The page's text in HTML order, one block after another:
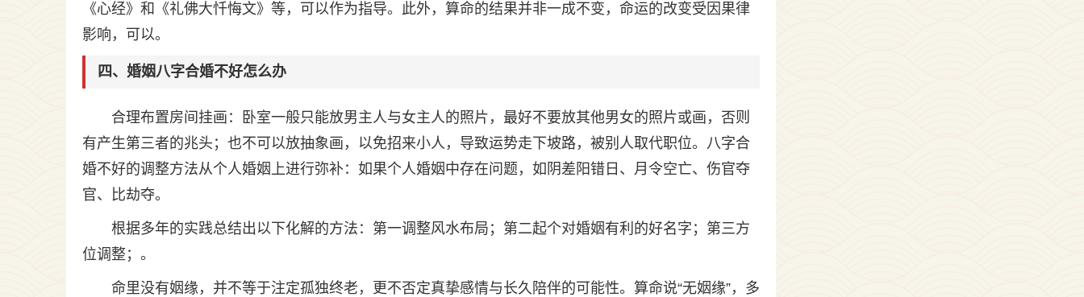
《心经》和《礼佛大忏悔文》等，可以作为指导。此外，算命的结果并非一成不变，命运的改变受因果律
影响，可以。
四、婚姻八字合婚不好怎么办
合理布置房间挂画：卧室一般只能放男主人与女主人的照片，最好不要放其他男女的照片或画，否则
有产生第三者的兆头；也不可以放抽象画，以免招来小人，导致运势走下坡路，被别人取代职位。八字合
婚不好的调整方法从个人婚姻上进行弥补：如果个人婚姻中存在问题，如阴差阳错日、月令空亡、伤官夺
官、比劫夺。
根据多年的实践总结出以下化解的方法：第一调整风水布局；第二起个对婚姻有利的好名字；第三方
位调整；。
命里没有姻缘，并不等于注定孤独终老，更不否定真挚感情与长久陪伴的可能性。算命说“无姻缘”，多